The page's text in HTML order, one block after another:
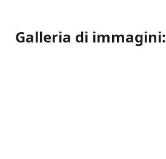
Galleria di immagini: